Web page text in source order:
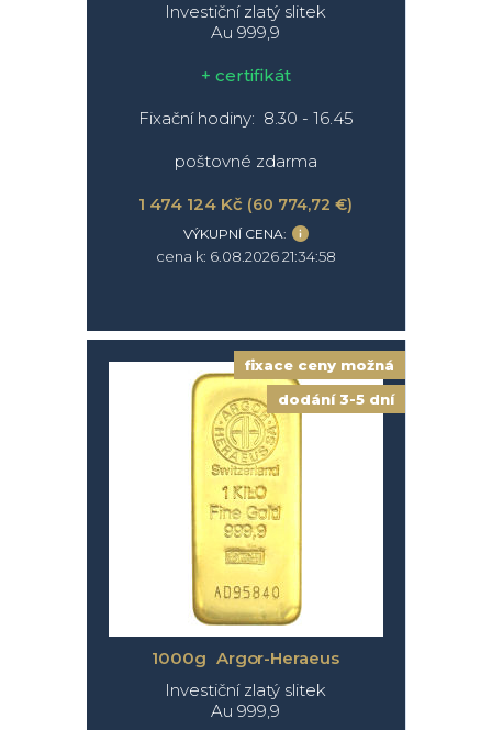
Investiční zlatý slitek
Au 999,9
+ certifikát
Fixační hodiny: 8.30 - 16.45
poštovné zdarma
1 474 124 Kč (60 774,72 €)
VÝKUPNÍ CENA:
cena k: 6.08.2026 21:34:58
fixace ceny možná
dodání 3-5 dní
1000g Argor-Heraeus
Investiční zlatý slitek
Au 999,9